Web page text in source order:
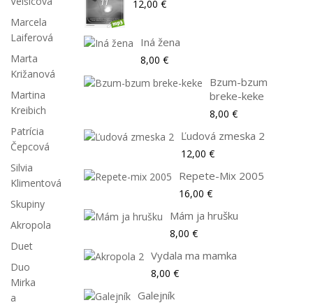
Marcela
Laiferová
Marta
Križanová
Martina
Kreibich
Patrícia
Čepcová
Silvia
Klimentová
Skupiny
Akropola
Duet
Duo
Mirka
a
12,00 €
Iná žena
8,00 €
Bzum-bzum
breke-keke
8,00 €
Ľudová zmeska 2
12,00 €
Repete-Mix 2005
16,00 €
Mám ja hrušku
8,00 €
Vydala ma mamka
8,00 €
Galejník